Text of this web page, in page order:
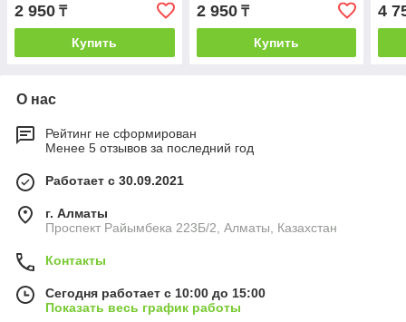
2 950 ₸
Купить
2 950₸
Купить
4
О нас
Рейтинг не сформирован
Менее 5 отзывов за последний год
Работает с 30.09.2021
г. Алматы
Проспект Райымбека 223Б/2, Алматы, Казахстан
Контакты
Сегодня работает с 10:00 до 15:00
Показать весь график работы